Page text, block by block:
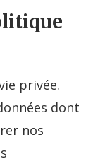
privée.
dont
nos